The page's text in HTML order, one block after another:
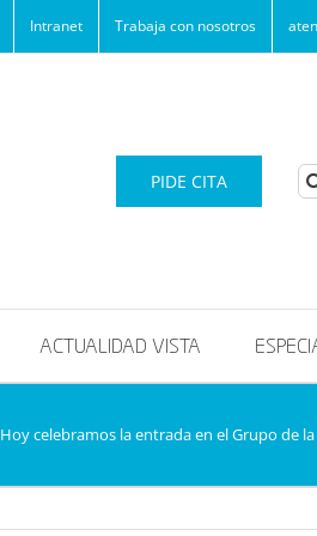
Intranet Trabaja con nosotros
PIDE CITA
ACTUALIDAD VISTA
Hoy celebramos la entrada en el Grupo de